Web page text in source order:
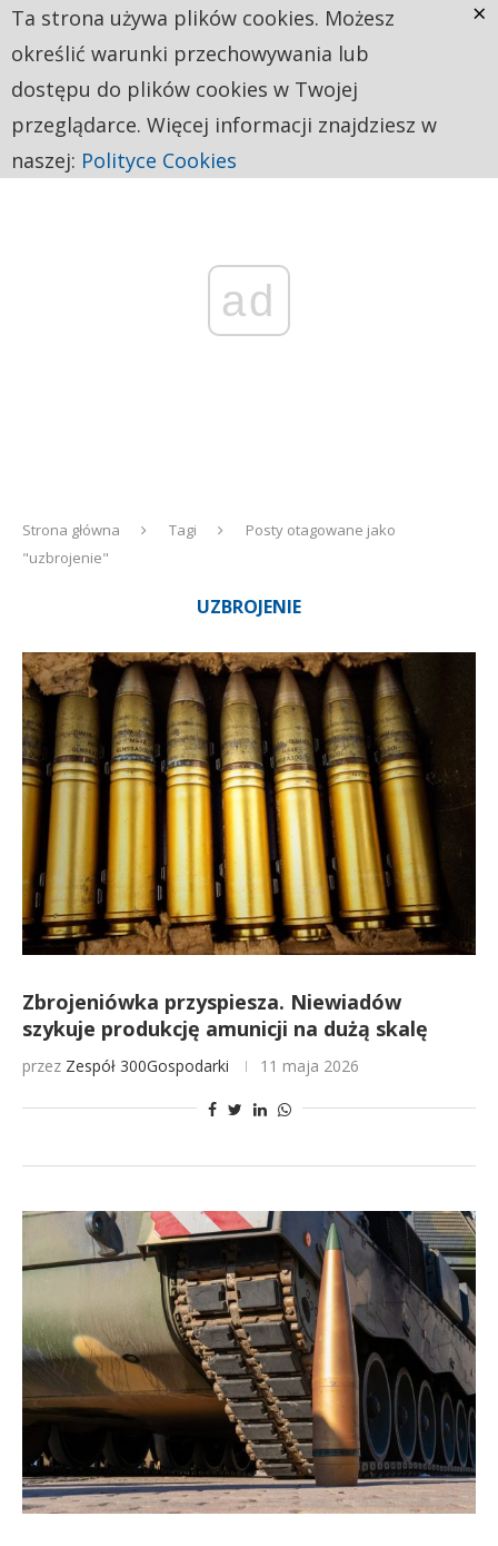
ad
Strona główna Tagi
Posty otagowane jako
"uzbrojenie"
UZBROJENIE
Zbrojeniówka przyspiesza. Niewiadów
szykuje produkcję amunicji na dużą skalę
przez Zespół 300Gospodarki 11 maja 2026
Ta strona używa plików cookies. Możesz
określić warunki przechowywania lub
dostępu do plików cookies w Twojej
przeglądarce. Więcej informacji znajdziesz w
naszej: Polityce Cookies
×